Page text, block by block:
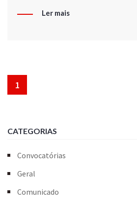
Ler mais
1
CATEGORIAS
Convocatórias
Geral
Comunicado